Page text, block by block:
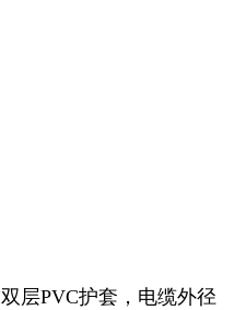
层PVC护套，电缆外径